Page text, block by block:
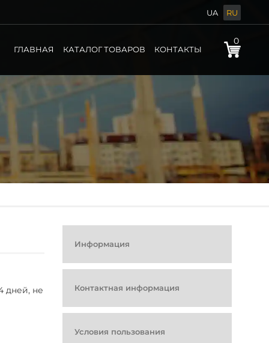
UA RU
ГЛАВНАЯ КАТАЛОГ ТОВАРОВ КОНТАКТЫ
0
дней, не
Информация
Контактная информация
Условия пользования